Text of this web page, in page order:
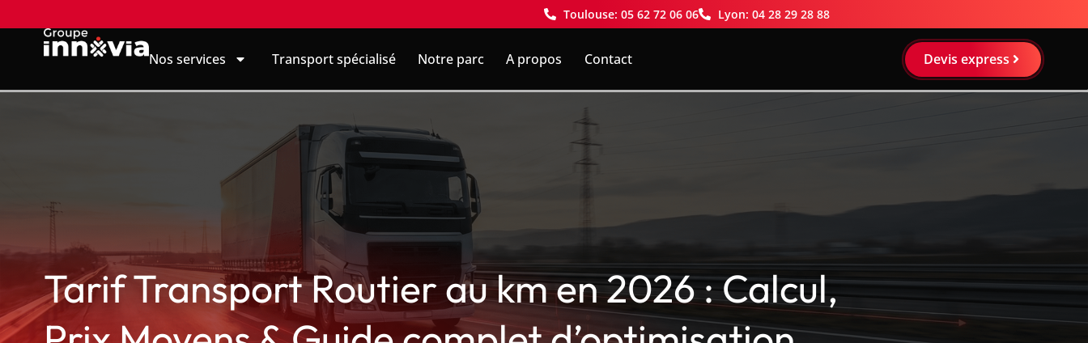
Toulouse: 05 62 72 06 06 Lyon: 04 28 29 28 88
Nos services Transport spécialisé Notre parc A propos Contact Devis express
Tarif Transport Routier au km en 2026 : Calcul,